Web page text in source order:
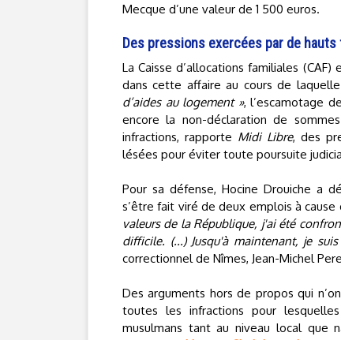
Mecque d’une valeur de 1 500 euros.
Des pressions exercées par de
La Caisse d’allocations familiales
dans cette affaire au cours de
d’aides au logement », l’escamotage
encore la non-déclaration de
infractions, rapporte Midi Libre, des
lésées pour éviter toute poursuite
Pour sa défense, Hocine Drouiche a
s’être fait viré de deux emplois à
valeurs de la République, j'ai été
difficile. (...) Jusqu'à maintenant, je
correctionnel de Nîmes, Jean-Michel
Des arguments hors de propos qui
toutes les infractions pour
musulmans tant au niveau local que